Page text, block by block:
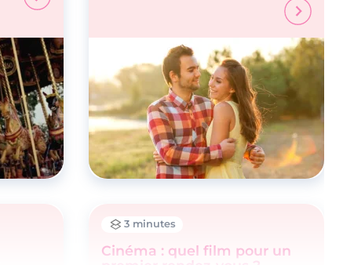
3 minutes
Cinéma : quel film pour un